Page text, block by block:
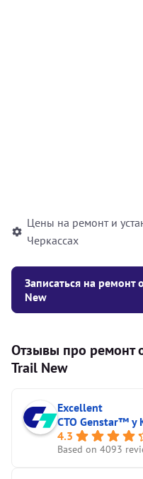
Цены на ремонт и
Черкассах
Записаться на ремонт
New
Отзывы про ремонт
Trail New
Excellent
СТО Genstar™ у
4.3
Based on 4093